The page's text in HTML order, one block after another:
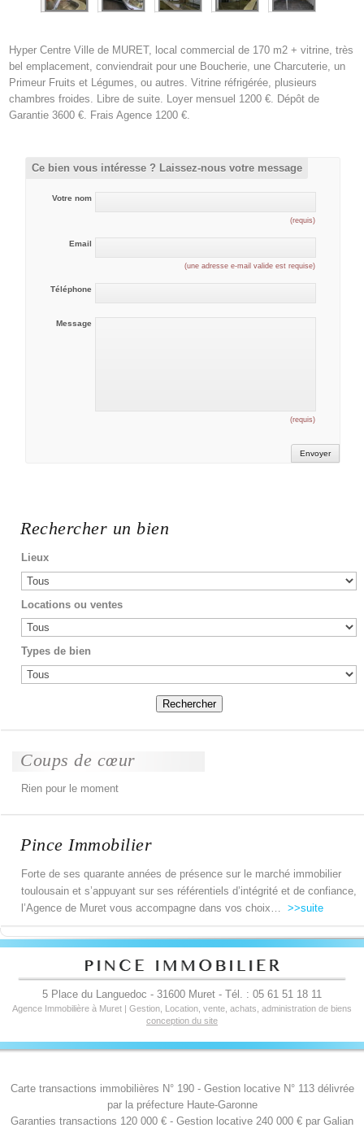
Hyper Centre Ville de MURET, local commercial de 170 m2 + vitrine, très
bel emplacement, conviendrait pour une Boucherie, une Charcuterie, un
Primeur Fruits et Légumes, ou autres. Vitrine réfrigérée, plusieurs
chambres froides. Libre de suite. Loyer mensuel 1200 €. Dépôt de
Garantie 3600 €. Frais Agence 1200 €.
Ce bien vous intéresse ? Laissez-nous votre message
Votre nom
(requis)
Email
(une adresse e-mail valide est requise)
Téléphone
Message
(requis)
Rechercher un bien
Lieux
Locations ou ventes
Types de bien
Coups de cœur
Rien pour le moment
Pince Immobilier
Forte de ses quarante années de présence sur le marché immobilier
toulousain et s’appuyant sur ses référentiels d’intégrité et de confiance,
l’Agence de Muret vous accompagne dans vos choix… >>suite
5 Place du Languedoc - 31600 Muret - Tél. : 05 61 51 18 11
Agence Immobilière à Muret | Gestion, Location, vente, achats, administration de biens
conception du site
Carte transactions immobilières N° 190 - Gestion locative N° 113 délivrée
par la préfecture Haute-Garonne
Garanties transactions 120 000 € - Gestion locative 240 000 € par Galian